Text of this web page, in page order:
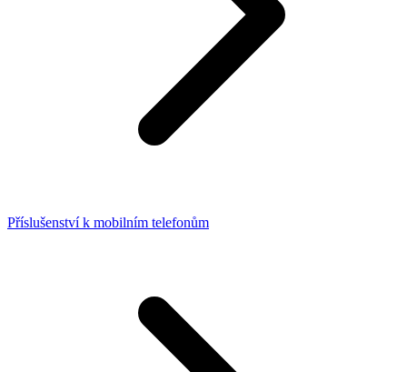
Příslušenství k mobilním telefonům